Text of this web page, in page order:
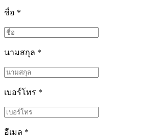
ชื่อ *
นามสกุล *
เบอร์โทร *
อีเมล *